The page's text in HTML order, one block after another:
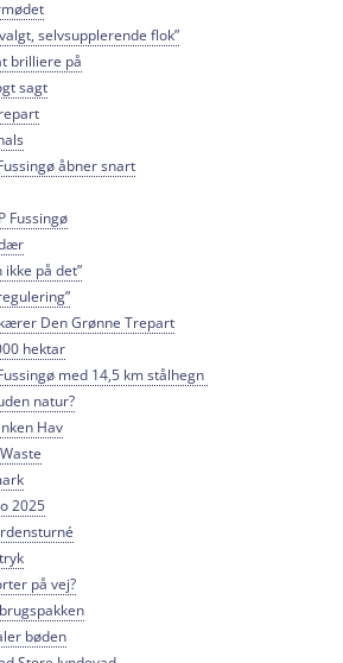
selvsupplerende flok”
brilliere på
sagt
åbner snart
Fussingø
ikke på det”
Den Grønne Trepart
hektar
med 14,5 km stålhegn
natur?
Hav
2025
på vej?
bøden